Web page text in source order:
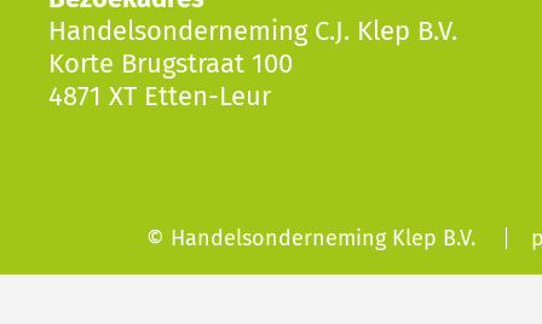
Handelsonderneming C.J. Klep B.V.
Korte Brugstraat 100
4871 XT Etten-Leur
© Handelsonderneming Klep B.V.